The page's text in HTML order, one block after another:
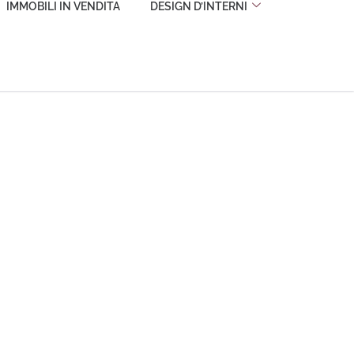
IMMOBILI IN VENDITA
DESIGN D’INTERNI